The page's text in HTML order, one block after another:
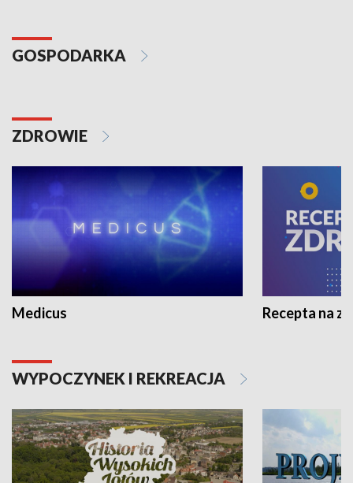
GOSPODARKA
ZDROWIE
Medicus Recepta na
WYPOCZYNEK I REKREACJA